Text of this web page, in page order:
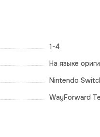
1-4
На языке
Nintendo
WayForward